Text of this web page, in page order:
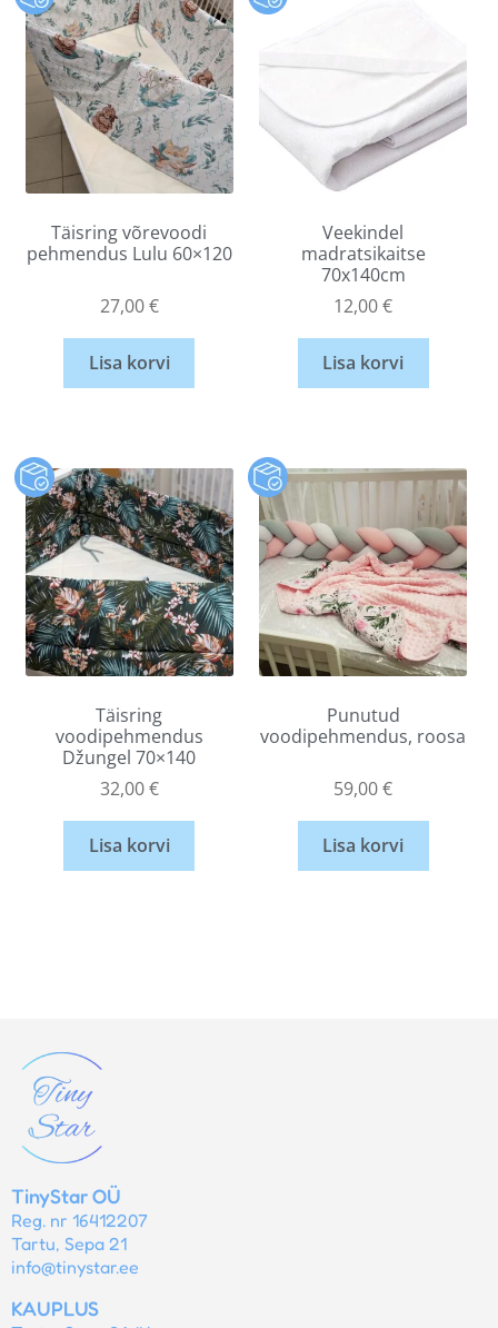
Täisring võrevoodi
pehmendus Lulu 60×120
27,00€
Lisa korvi
Veekindel
madratsikaitse
70x140cm
12,00€
Lisa korvi
Täisring
voodipehmendus
Džungel 70×140
32,00€
Lisa korvi
Punutud
voodipehmendus, roosa
59,00€
Lisa korvi
TinyStar OÜ
Reg. nr 16412207
Tartu, Sepa 21
info@tinystar.ee
KAUPLUS